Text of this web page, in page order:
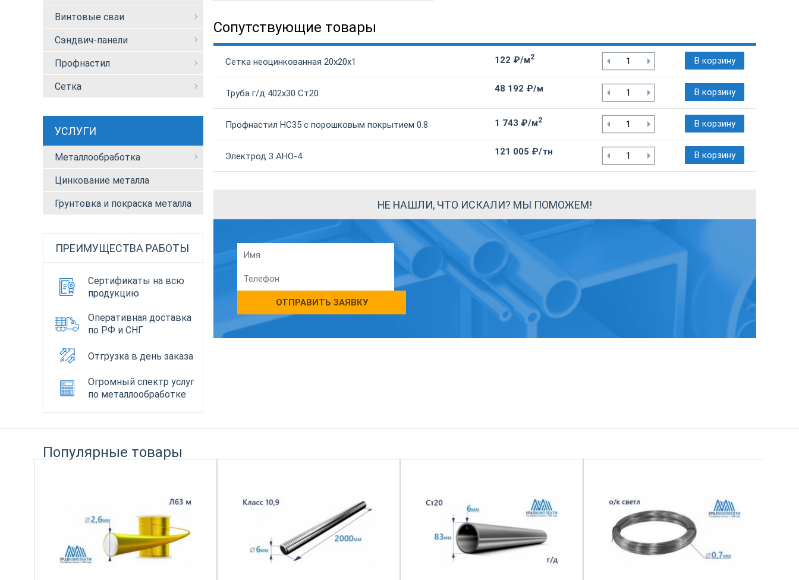
Винтовые сваи
Сэндвич-панели
Профнастил
Сетка
УСЛУГИ
Металлообработка
Цинкование металла
Грунтовка и покраска металла
ПРЕИМУЩЕСТВА РАБОТЫ
Сертификаты на всю
продукцию
Оперативная доставка
по РФ и СНГ
Отгрузка в день заказа
Огромный спектр услуг
по металлообработке
Сопутствующие товары
Сетка неоцинкованная 20х20х1 122 ₽/м2 В корзину
Труба г/д 402х30 Ст20 48 192 ₽/м В корзину
Профнастил НС35 с порошковым покрытием 0.8 1 743 ₽/м2 В корзину
Электрод 3 АНО-4 121 005 ₽/тн В корзину
НЕ НАШЛИ, ЧТО ИСКАЛИ? МЫ ПОМОЖЕМ!
ОТПРАВИТЬ ЗАЯВКУ
Популярные товары